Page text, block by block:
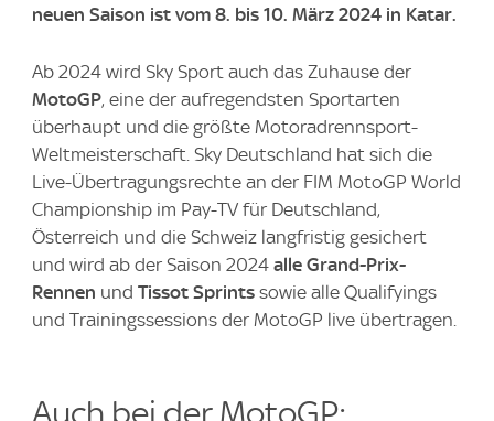
neuen Saison ist vom 8. bis 10. März 2024 in Katar.
Ab 2024 wird Sky Sport auch das Zuhause der
MotoGP, eine der aufregendsten Sportarten
überhaupt und die größte Motoradrennsport-
Weltmeisterschaft. Sky Deutschland hat sich die
Live-Übertragungsrechte an der FIM MotoGP World
Championship im Pay-TV für Deutschland,
Österreich und die Schweiz langfristig gesichert
und wird ab der Saison 2024 alle Grand-Prix-
Rennen und Tissot Sprints sowie alle Qualifyings
und Trainingssessions der MotoGP live übertragen.
Auch bei der MotoGP: